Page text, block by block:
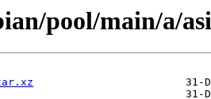
pool/main/a/